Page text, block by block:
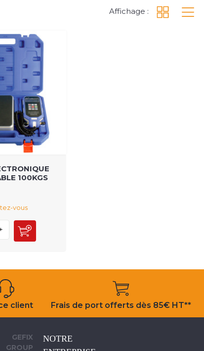
Affichage :
100KGS
vous
client Frais de port offerts dès 85€ HT**
GEFIX
GROUP
NOTRE